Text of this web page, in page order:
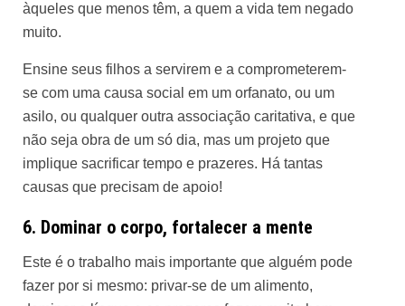
àqueles que menos têm, a quem a vida tem negado
muito.
Ensine seus filhos a servirem e a comprometerem-
se com uma causa social em um orfanato, ou um
asilo, ou qualquer outra associação caritativa, e que
não seja obra de um só dia, mas um projeto que
implique sacrificar tempo e prazeres. Há tantas
causas que precisam de apoio!
6. Dominar o corpo, fortalecer a mente
Este é o trabalho mais importante que alguém pode
fazer por si mesmo: privar-se de um alimento,